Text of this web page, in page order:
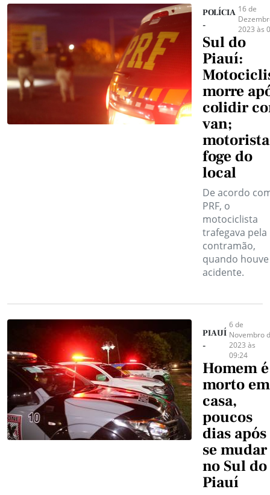
POLÍCIA
-
16 de
2023 às
Sul do
Piauí:
morre
colidir
van;
motorista
foge do
local
De acordo
PRF, o
motociclista
trafegava pela
contramão,
quando
acidente.
PIAUÍ
-
6 de
Novembro
2023 às
09:24
Homem é
morto em
casa,
poucos
dias após
se mudar
no Sul do
Piauí